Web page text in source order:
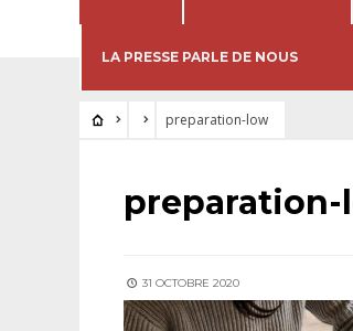
LA PRESSE PARLE DE NOUS
preparation-low
preparation-
31 OCTOBRE 2020